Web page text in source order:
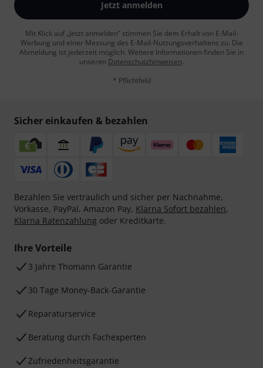
Jetzt anmelden
Mit Klick auf „Jetzt anmelden“ stimmen Sie dem Erhalt von E-Mail-
Werbung und einer Messung des E-Mail-Nutzungsverhaltens zu. Die
Abmeldung ist jederzeit möglich. Weitere Informationen finden Sie in
unseren Datenschutzhinweisen.
* Pflichtfeld
Sicher einkaufen & bezahlen
Bezahlen Sie vertraulich und sicher per Nachnahme,
Vorkasse, PayPal, Amazon Pay, Klarna Sofort bezahlen,
Klarna Ratenzahlung oder Kreditkarte.
Ihre Vorteile
3 Jahre Thomann Garantie
30 Tage Money-Back-Garantie
Reparaturservice
Beratung durch Fachexperten
Zufriedenheitsgarantie